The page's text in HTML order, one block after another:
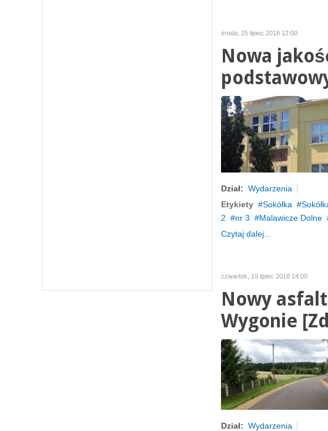
środa, 25 lipiec 2018 12:00
Nowa
Dział: Wydarzenia
Etykiety
Sokółka
2
nr 3 Malawicze Dolne
Czytaj dalej...
czwartek, 19 lipiec 2018 14:00
Nowy
Wygonie
Dział: Wydarzenia